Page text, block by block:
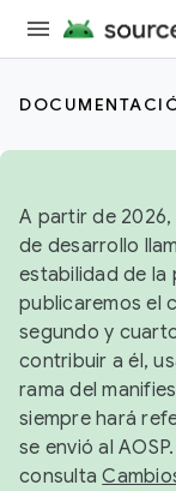
A partir de
de desarrollo
estabilidad de la
publicaremos el
segundo y
contribuir a él,
rama del
siempre hará
se envió al
consulta